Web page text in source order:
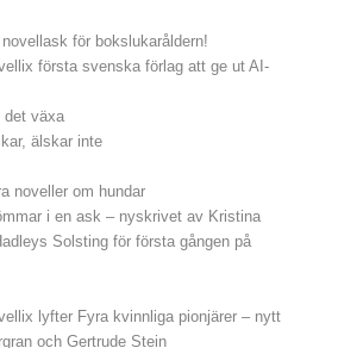
för bokslukaråldern!
första svenska förlag att ge ut AI-
det växa
älskar inte
noveller om hundar
i en ask – nyskrivet av Kristina
Solsting för första gången på
lyfter Fyra kvinnliga pionjärer – nytt
och Gertrude Stein